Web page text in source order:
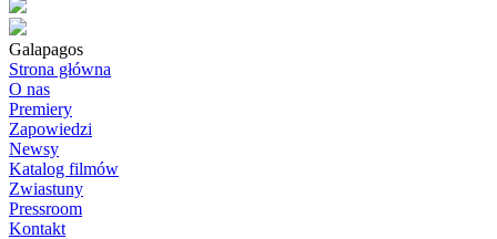
Galapagos
Strona główna
O nas
Premiery
Zapowiedzi
Newsy
Katalog filmów
Zwiastuny
Pressroom
Kontakt